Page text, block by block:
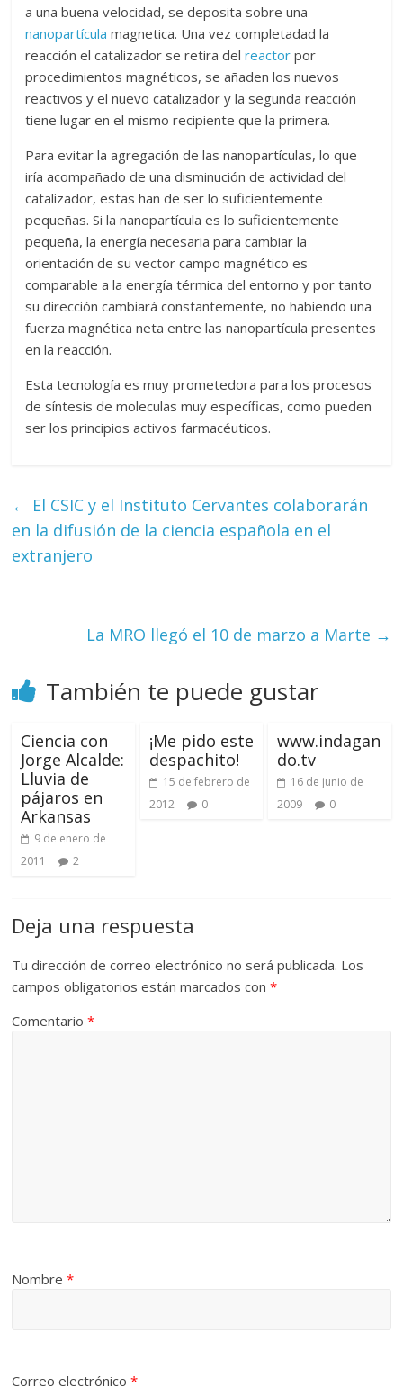
a una buena velocidad, se deposita sobre una
nanopartícula magnetica. Una vez completadad la
reacción el catalizador se retira delreactor por
procedimientos magnéticos, se añaden los nuevos
reactivos y el nuevo catalizador y la segunda reacción
tiene lugar en el mismo recipiente que la primera.
Para evitar la agregación de las nanopartículas, lo que
iría acompañado de una disminución de actividad del
catalizador, estas han de ser lo suficientemente
pequeñas. Si la nanopartícula es lo suficientemente
pequeña, la energía necesaria para cambiar la
orientación de su vector campo magnético es
comparable a la energía térmica del entorno y por tanto
su dirección cambiará constantemente, no habiendo una
fuerza magnética neta entre las nanopartícula presentes
en la reacción.
Esta tecnología es muy prometedora para los procesos
de síntesis de moleculas muy específicas, como pueden
ser los principios activos farmacéuticos.
← El CSIC y el Instituto Cervantes colaborarán
en la difusión de la ciencia española en el
extranjero
La MRO llegó el 10 de marzo a Marte →
También te puede gustar
Ciencia con
Jorge Alcalde:
Lluvia de
pájaros en
Arkansas
9 de enero de
2011
2
¡Me pido este
despachito!
15 de febrero de
2012
0
www.indagan
do.tv
16 de junio de
2009
0
Deja una respuesta
Tu dirección de correo electrónico no será publicada. Los
campos obligatorios están marcados con*
Comentario*
Nombre*
Correo electrónico*